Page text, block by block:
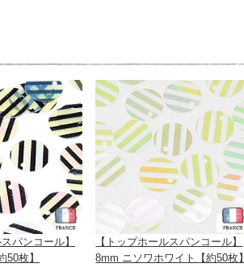
パンコール】
50枚】
【トップホールスパンコール】
8mm ニソワホワイト【約50枚】